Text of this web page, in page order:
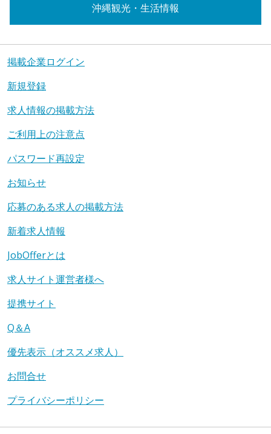
沖縄観光・生活情報
掲載企業ログイン
新規登録
求人情報の掲載方法
ご利用上の注意点
パスワード再設定
お知らせ
応募のある求人の掲載方法
新着求人情報
JobOfferとは
求人サイト運営者様へ
提携サイト
Q＆A
優先表示（オススメ求人）
お問合せ
プライバシーポリシー